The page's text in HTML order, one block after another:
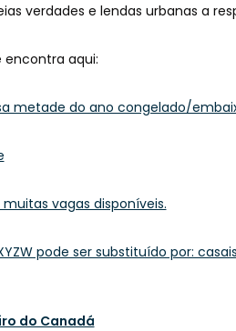
verdades e lendas urbanas a
encontra aqui:
metade do ano congelado/
vagas disponíveis.
pode ser substituído por:
do Canadá